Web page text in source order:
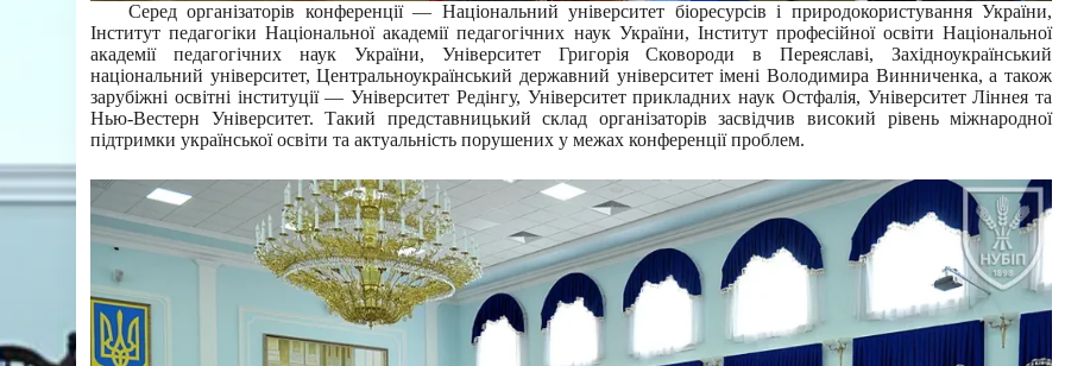
Серед організаторів конференції — Національний університет біоресурсів і природокористування України,
Інститут педагогіки Національної академії педагогічних наук України, Інститут професійної освіти Національної
академії педагогічних наук України, Університет Григорія Сковороди в Переяславі, Західноукраїнський
національний університет, Центральноукраїнський державний університет імені Володимира Винниченка, а також
зарубіжні освітні інституції — Університет Редінгу, Університет прикладних наук Остфалія, Університет Ліннея та
Нью-Вестерн Університет. Такий представницький склад організаторів засвідчив високий рівень міжнародної
підтримки української освіти та актуальність порушених у межах конференції проблем.